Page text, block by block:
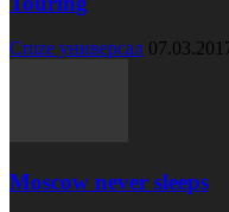
Cruze универсал
Moscow never sleeps